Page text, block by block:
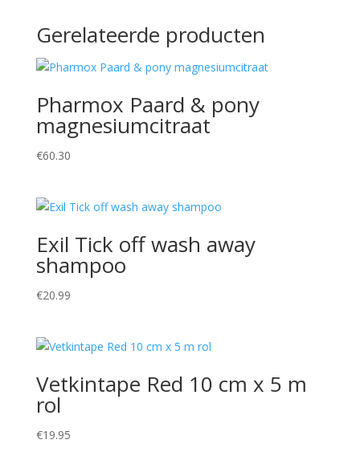
Gerelateerde producten
Pharmox Paard & pony
magnesiumcitraat
€60.30
Exil Tick off wash away
shampoo
€20.99
Vetkintape Red 10 cm x 5 m
rol
€19.95